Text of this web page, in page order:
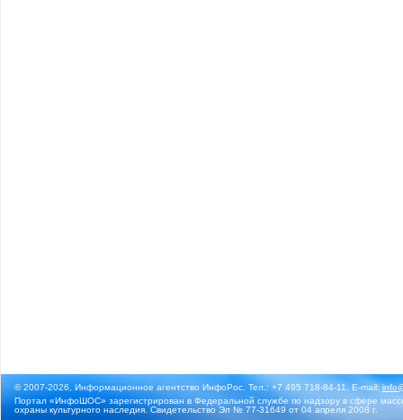
© 2007-2026, Информационное агентство ИнфоРос. Тел.: +7 495 718-84-11, E-mail:
Портал «ИнфоШОС» зарегистрирован в Федеральной службе по надзору в сфере
охраны культурного наследия. Свидетельство Эл № 77-31649 от 04 апреля 2008 г.